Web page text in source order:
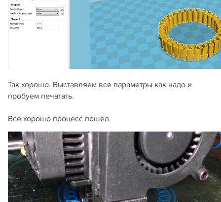
Так хорошо. Выставляем все параметры как надо и
пробуем печатать.
Все хорошо процесс пошел.